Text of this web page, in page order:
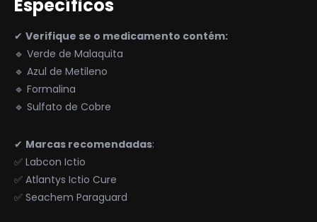
Específicos
✔ Verifique se o medicamento contém:
🔹 Verde de Malaquita
🔹 Azul de Metileno
🔹 Formalina
🔹 Sulfato de Cobre
✔ Marcas recomendadas:
✅ Labcon Ictio
✅ Atlantys Ictio Cure
✅ Seachem Paraguard